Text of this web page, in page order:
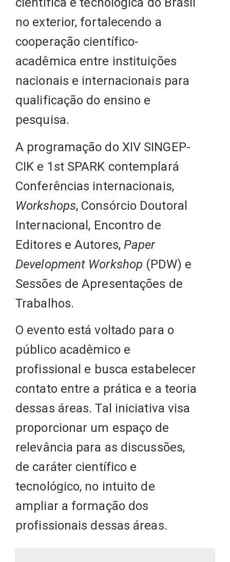
no exterior, fortalecendo a
cooperação científico-
acadêmica entre instituições
nacionais e internacionais para
qualificação do ensino e
pesquisa.
A programação do XIV SINGEP-
CIK e 1st SPARK contemplará
Conferências internacionais,
Workshops, Consórcio Doutoral
Internacional, Encontro de
Editores e Autores,Paper
Development Workshop (PDW) e
Sessões de Apresentações de
Trabalhos.
O evento está voltado para o
público acadêmico e
profissional e busca estabelecer
contato entre a prática e a teoria
dessas áreas. Tal iniciativa visa
proporcionar um espaço de
relevância para as discussões,
de caráter científico e
tecnológico, no intuito de
ampliar a formação dos
profissionais dessas áreas.